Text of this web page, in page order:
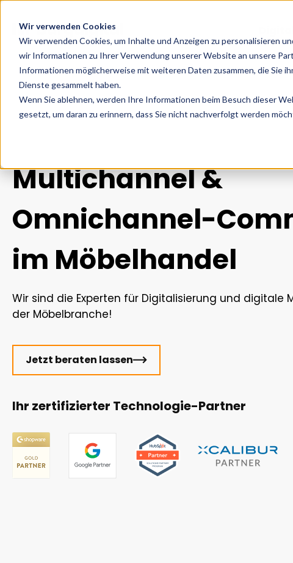
Wir verwenden Cookies
Wir verwenden Cookies, um Inhalte und Anzeigen zu personalisieren
wir Informationen zu Ihrer Verwendung unserer Website an unsere
Informationen möglicherweise mit weiteren Daten zusammen, die Sie
Dienste gesammelt haben.
Wenn Sie ablehnen, werden Ihre Informationen beim Besuch dieser
gesetzt, um daran zu erinnern, dass Sie nicht nachverfolgt werden
Multichannel &
Omnichannel-
im Möbelhandel
Wir sind die Experten für Digitalisierung und digitale
der Möbelbranche!
Jetzt beraten lassen
Ihr zertifizierter Technologie-Partner